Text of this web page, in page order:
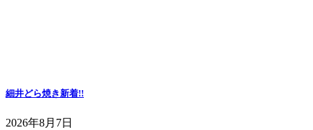
細井どら焼き新着!!
2026年8月7日